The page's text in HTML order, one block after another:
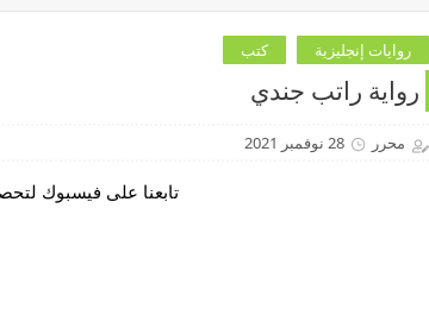
روايات إنجليزية كتب
رواية راتب جندي
محرر 28 نوفمبر 2021
تابعنا على فيسبوك